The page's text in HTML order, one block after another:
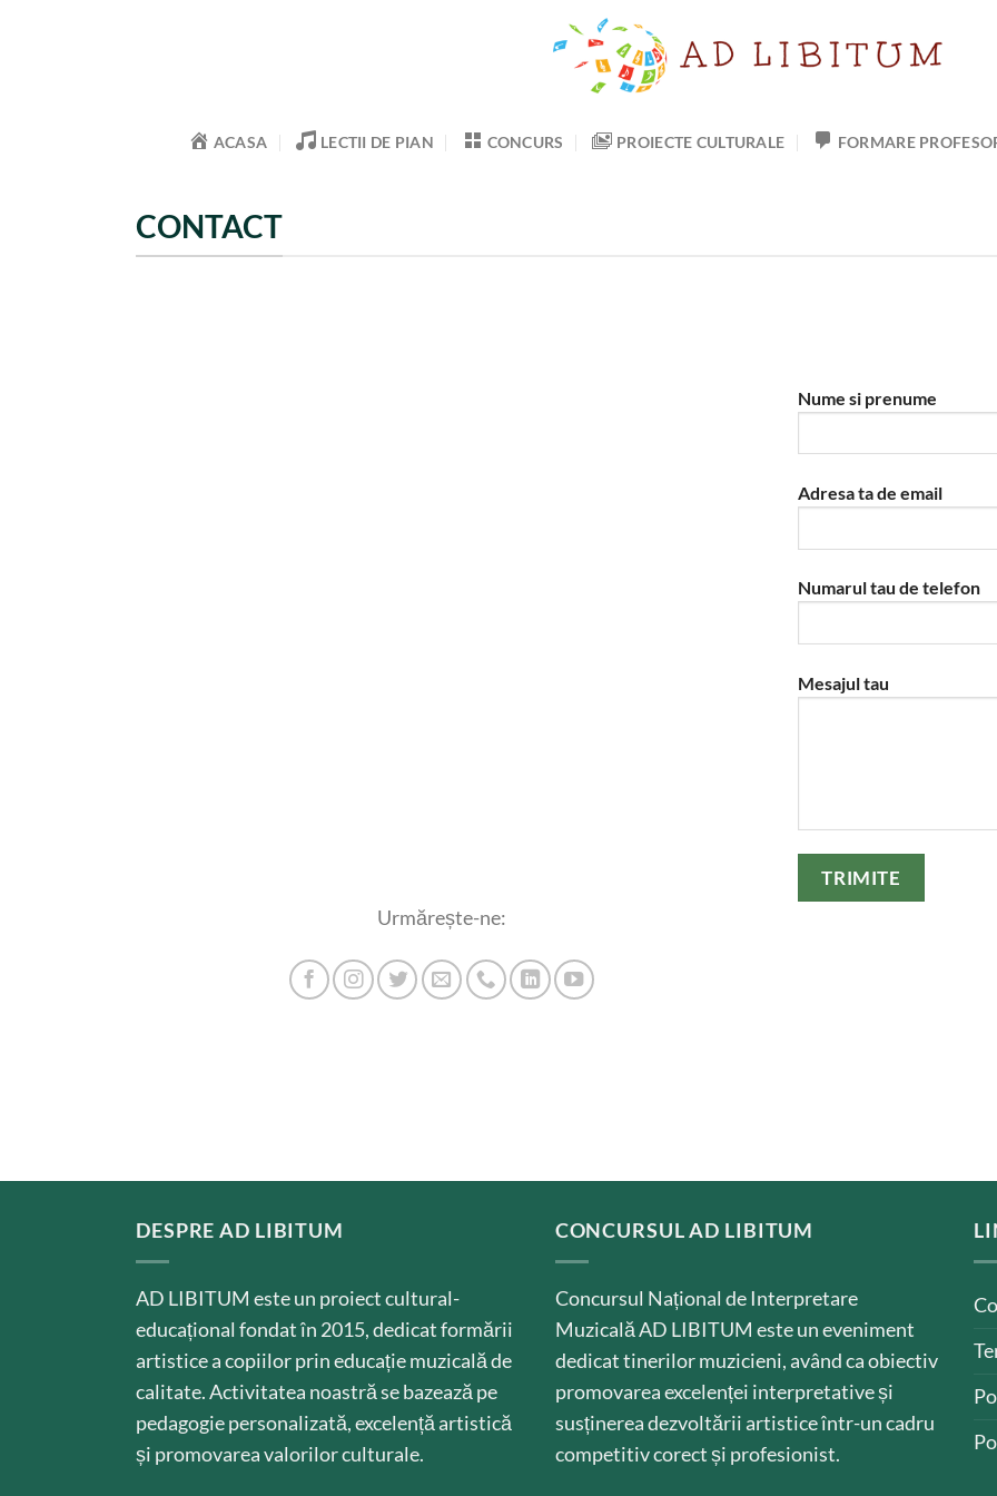
ACASA LECTII DE PIAN CONCURS PROIECTE CULTURALE FORMARE
CONTACT
Urmărește-ne:
Nume si prenume
Adresa ta de email
Numarul tau de telefon
Please leave this field
Mesajul tau
DESPRE AD LIBITUM
AD LIBITUM este un proiect cultural-
educațional fondat în 2015, dedicat formării
artistice a copiilor prin educație muzicală de
calitate. Activitatea noastră se bazează pe
pedagogie personalizată, excelență artistică
și promovarea valorilor culturale.
CONCURSUL AD LIBITUM
Concursul Național de Interpretare
Muzicală AD LIBITUM este un eveniment
dedicat tinerilor muzicieni, având ca obiectiv
promovarea excelenței interpretative și
susținerea dezvoltării artistice într-un cadru
competitiv corect și profesionist.